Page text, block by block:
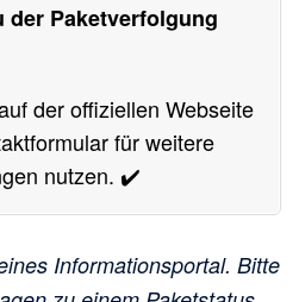
der Paketverfolgung
der offiziellen Webseite
für weitere
nutzen. ✔️
Informationsportal. Bitte